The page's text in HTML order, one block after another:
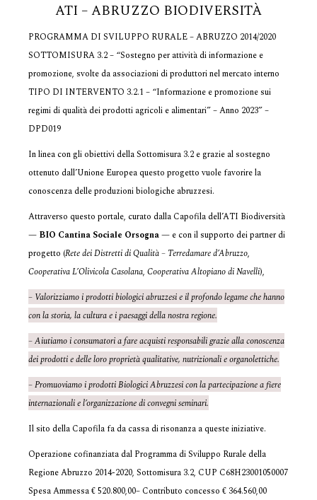
ATI – ABRUZZO BIODIVERSITÀ
PROGRAMMA DI SVILUPPO RURALE – ABRUZZO 2014/2020
SOTTOMISURA 3.2 – “Sostegno per attività di informazione e
promozione, svolte da associazioni di produttori nel mercato interno
TIPO DI INTERVENTO 3.2.1 – “Informazione e promozione sui
regimi di qualità dei prodotti agricoli e alimentari” – Anno 2023” –
DPD019
In linea con gli obiettivi della Sottomisura 3.2 e grazie al sostegno
ottenuto dall’Unione Europea questo progetto vuole favorire la
conoscenza delle produzioni biologiche abruzzesi.
Attraverso questo portale, curato dalla Capofila dell’ATI Biodiversità
— BIO Cantina Sociale Orsogna— e con il supporto dei partner di
progetto (Rete dei Distretti di Qualità – Terredamare d’Abruzzo,
Cooperativa L’Olivicola Casolana, Cooperativa Altopiano di Navelli),
– Valorizziamo i prodotti biologici abruzzesi e il profondo legame che hanno
con la storia, la cultura e i paesaggi della nostra regione.
– Aiutiamo i consumatori a fare acquisti responsabili grazie alla conoscenza
dei prodotti e delle loro proprietà qualitative, nutrizionali e organolettiche.
– Promuoviamo i prodotti Biologici Abruzzesi con la partecipazione a fiere
internazionali e l’organizzazione di convegni seminari.
Il sito della Capofila fa da cassa di risonanza a queste iniziative.
Operazione cofinanziata dal Programma di Sviluppo Rurale della
Regione Abruzzo 2014-2020, Sottomisura 3.2, CUP C68H23001050007
Spesa Ammessa € 520.800,00– Contributo concesso € 364.560,00